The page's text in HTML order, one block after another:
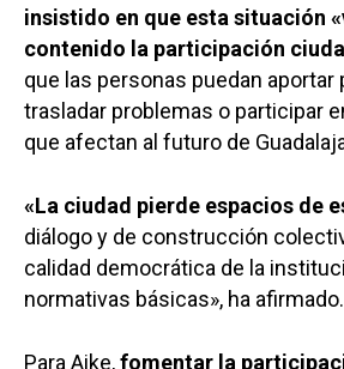
insistido en que esta situación
contenido la participación
que las personas puedan aportar
trasladar problemas o participar
que afectan al futuro de
«La ciudad pierde espacios de
diálogo y de construcción
calidad democrática de la
normativas básicas», ha afirmado.
Para Aike,fomentar la